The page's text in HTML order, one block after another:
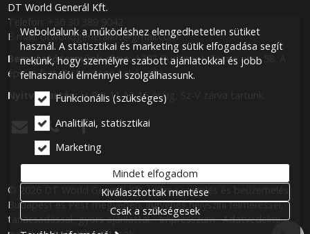
DT World Generál Kft.
Telefon:
E-mail:dtworldgeneralkft@gmail.com
Bemutatótermünk címe: 1202 Budapest, Fiume utca 58. A
épület fszt. 7. (Madison Lakópark)
Nyitva tartás:H-P 8-11 12-16 óráig, Sz-V zárva tartunk.
 
© 2026 DT World Generál Kft. - Klíma szerelés és beüzemelés
Budapest és Pest megyében, ingyenes helyszíni felméréssel,
tanácsadással, gyors ajánlattal. Impresszum Adatvédelmi
Weboldalunk a működéshez elengedhetetlen sütiket
használ. A statisztikai és marketing sütik elfogadása segít
nekünk, hogy személyre szabott ajánlatokkal és jobb
felhasználói élménnyel szolgálhassunk.
Funkcionális (szükséges)
Analitikai, statisztikai
Marketing
Mindet elfogadom
Kiválasztottak mentése
Csak a szükségesek